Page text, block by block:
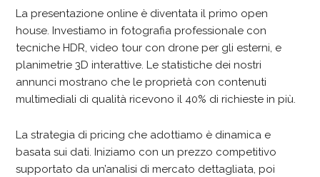
La presentazione online è diventata il primo open
house. Investiamo in fotografia professionale con
tecniche HDR, video tour con drone per gli esterni, e
planimetrie 3D interattive. Le statistiche dei nostri
annunci mostrano che le proprietà con contenuti
multimediali di qualità ricevono il 40% di richieste in più.
La strategia di pricing che adottiamo è dinamica e
basata sui dati. Iniziamo con un prezzo competitivo
supportato da un’analisi di mercato dettagliata, poi